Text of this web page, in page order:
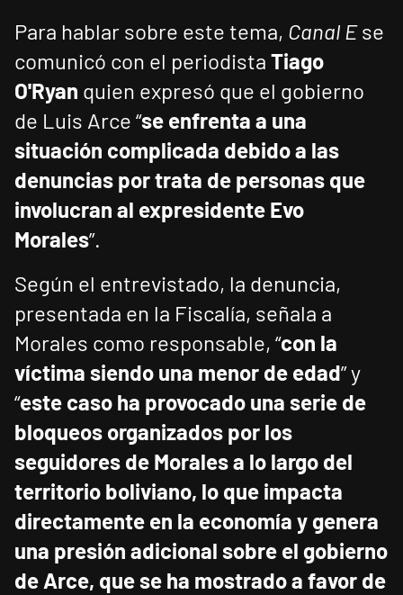
Para hablar sobre este tema, Canal Ese
comunicó con el periodista Tiago
O'Ryan quien expresó que el gobierno
de Luis Arce “se enfrenta a una
situación complicada debido a las
denuncias por trata de personas que
involucran al expresidente Evo
Morales”.
Según el entrevistado, la denuncia,
presentada en la Fiscalía, señala a
Morales como responsable, “con la
víctima siendo una menor de edad” y
“este caso ha provocado una serie de
bloqueos organizados por los
seguidores de Morales a lo largo del
territorio boliviano, lo que impacta
directamente en la economía y genera
una presión adicional sobre el gobierno
de Arce, que se ha mostrado a favor de